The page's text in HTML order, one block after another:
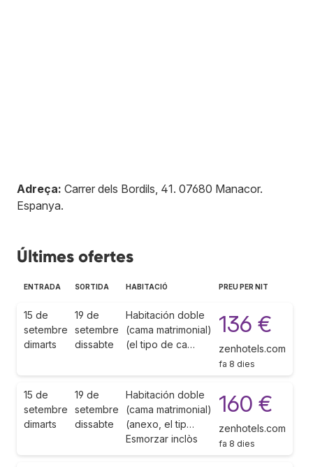
Adreça: Carrer dels Bordils, 41. 07680 Manacor.
Espanya.
Últimes ofertes
ENTRADA SORTIDA HABITACIÓ PREU PER NIT
15 de
setembre
dimarts
19 de
setembre
dissabte
Habitación doble
(cama matrimonial)
(el tipo de ca…
136 €
zenhotels.com
fa 8 dies
15 de
setembre
dimarts
19 de
setembre
dissabte
Habitación doble
(cama matrimonial)
(anexo, el tip…
Esmorzar inclòs
160 €
zenhotels.com
fa 8 dies